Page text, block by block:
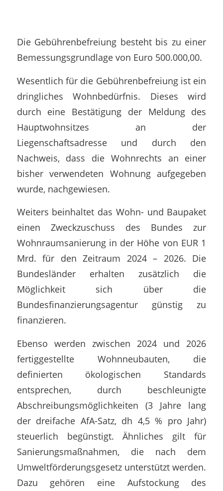
Die Gebührenbefreiung besteht bis zu einer
Bemessungsgrundlage von Euro 500.000,00.
Wesentlich für die Gebührenbefreiung ist ein
dringliches Wohnbedürfnis. Dieses wird
durch eine Bestätigung der Meldung des
Hauptwohnsitzes an der
Liegenschaftsadresse und durch den
Nachweis, dass die Wohnrechts an einer
bisher verwendeten Wohnung aufgegeben
wurde, nachgewiesen.
Weiters beinhaltet das Wohn- und Baupaket
einen Zweckzuschuss des Bundes zur
Wohnraumsanierung in der Höhe von EUR 1
Mrd. für den Zeitraum 2024 – 2026. Die
Bundesländer erhalten zusätzlich die
Möglichkeit sich über die
Bundesfinanzierungsagentur günstig zu
finanzieren.
Ebenso werden zwischen 2024 und 2026
fertiggestellte Wohnneubauten, die
definierten ökologischen Standards
entsprechen, durch beschleunigte
Abschreibungsmöglichkeiten (3 Jahre lang
der dreifache AfA-Satz, dh 4,5 % pro Jahr)
steuerlich begünstigt. Ähnliches gilt für
Sanierungsmaßnahmen, die nach dem
Umweltförderungsgesetz unterstützt werden.
Dazu gehören eine Aufstockung des